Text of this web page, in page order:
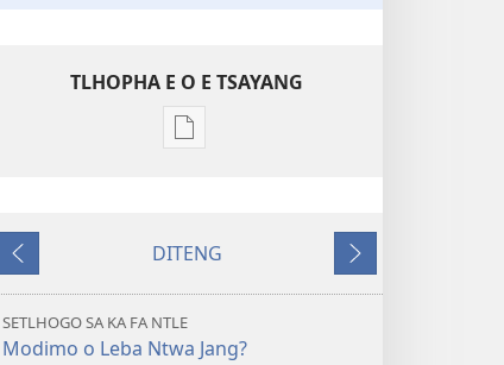
TLHOPHA E O E TSAYANG
Ditsela
dikgatiso
ileketeroniki
TORA
e
fetileng
DITENG
e
SETLHOGO SA KA FA NTLE
Modimo o Leba Ntwa Jang?